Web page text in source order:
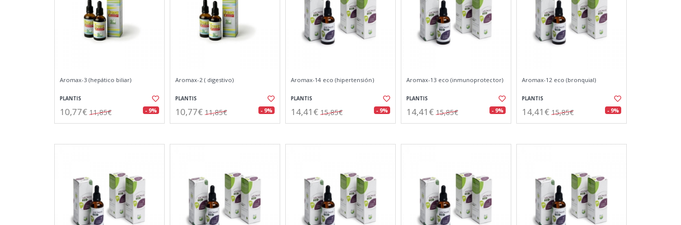
Aromax-3 (hepático biliar)
PLANTIS
10,77€ 11,85€ - 9%
Aromax-2 ( digestivo)
PLANTIS
10,77€ 11,85€ - 9%
Aromax-14 eco (hipertensión)
PLANTIS
14,41€ 15,85€ - 9%
Aromax-13 eco (inmunoprotector)
PLANTIS
14,41€ 15,85€ - 9%
Aromax-12 eco (bronquial)
PLANTIS
14,41€ 15,85€ - 9%